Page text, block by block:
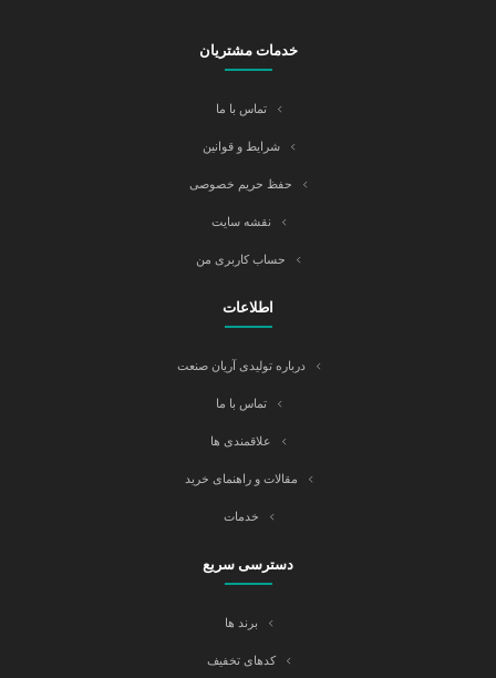
خدمات مشتریان
تماس با ما
شرایط و قوانین
حفظ حریم خصوصی
نقشه سایت
حساب کاربری من
اطلاعات
درباره تولیدی آریان صنعت
تماس با ما
علاقمندی ها
مقالات و راهنمای خرید
خدمات
دسترسی سریع
برند ها
کدهای تخفیف